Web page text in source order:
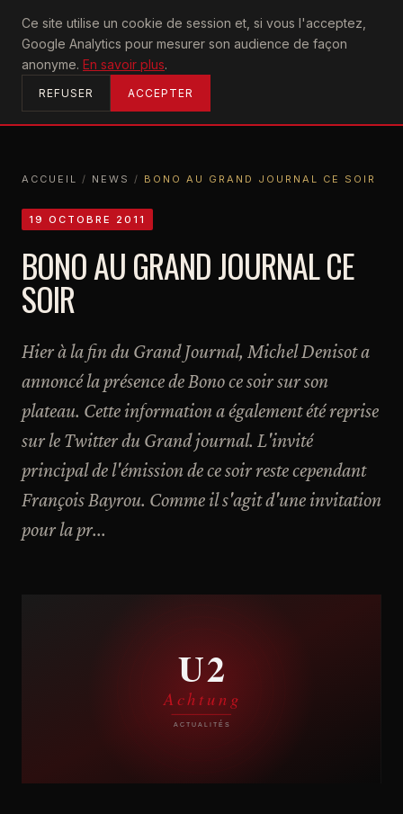
Ce site utilise un cookie de session et, si vous l'acceptez,
Google Analytics pour mesurer son audience de façon
anonyme. En savoir plus.
REFUSER ACCEPTER
U2achtung
ACCUEIL
ACCUEIL / NEWS / BONO AU GRAND JOURNAL CE SOIR
19 OCTOBRE 2011
BONO AU GRAND JOURNAL CE
SOIR
Hier à la fin du Grand Journal, Michel Denisot a
annoncé la présence de Bono ce soir sur son
plateau. Cette information a également été reprise
sur le Twitter du Grand journal. L'invité
principal de l'émission de ce soir reste cependant
François Bayrou. Comme il s'agit d'une invitation
pour la pr...